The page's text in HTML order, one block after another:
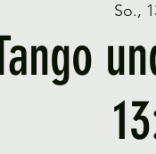
So.,